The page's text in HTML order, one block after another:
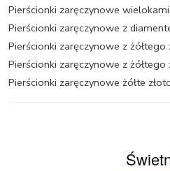
Pierścionki zaręczynowe
Pierścionki zaręczynowe z
Pierścionki zaręczynowe z żółtego
Pierścionki zaręczynowe z żółtego
Pierścionki zaręczynowe żółte